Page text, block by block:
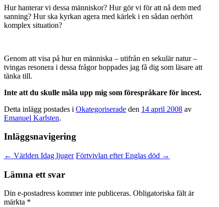
Hur hanterar vi dessa människor? Hur gör vi för att nå dem med
sanning? Hur ska kyrkan agera med kärlek i en sådan oerhört
komplex situation?
Genom att visa på hur en människa – utifrån en sekulär natur –
tvingas resonera i dessa frågor hoppades jag få dig som läsare att
tänka till.
Inte att du skulle måla upp mig som förespråkare för incest.
Detta inlägg postades i Okategoriserade den 14 april 2008 av
Emanuel Karlsten.
Inläggsnavigering
← Världen Idag ljuger Förtvivlan efter Englas död →
Lämna ett svar
Din e-postadress kommer inte publiceras. Obligatoriska fält är
märkta *